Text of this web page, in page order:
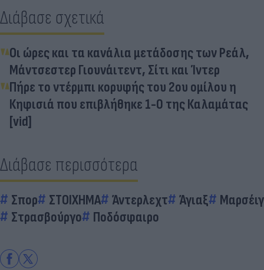
Διάβασε σχετικά
Οι ώρες και τα κανάλια μετάδοσης των Ρεάλ,
Μάντσεστερ Γιουνάιτεντ, Σίτι και Ίντερ
Πήρε το ντέρμπι κορυφής του 2ου ομίλου η
Κηφισιά που επιβλήθηκε 1-0 της Καλαμάτας
[vid]
Διάβασε περισσότερα
Σπορ ΣΤΟΙΧΗΜΑ Άντερλεχτ Άγιαξ
Μαρσέιγ
Στρασβούργο
Ποδόσφαιρο